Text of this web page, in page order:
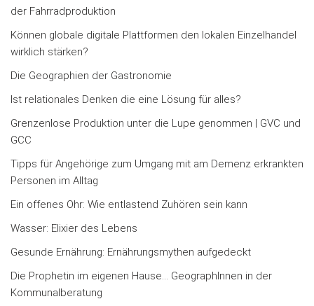
der Fahrradproduktion
Können globale digitale Plattformen den lokalen Einzelhandel
wirklich stärken?
Die Geographien der Gastronomie
Ist relationales Denken die eine Lösung für alles?
Grenzenlose Produktion unter die Lupe genommen | GVC und
GCC
Tipps für Angehörige zum Umgang mit am Demenz erkrankten
Personen im Alltag
Ein offenes Ohr: Wie entlastend Zuhören sein kann
Wasser: Elixier des Lebens
Gesunde Ernährung: Ernährungsmythen aufgedeckt
Die Prophetin im eigenen Hause… GeographInnen in der
Kommunalberatung